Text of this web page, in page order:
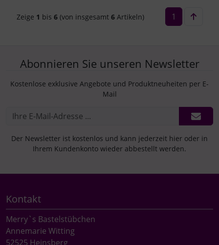
Zeige 1 bis 6(von insgesamt 6Artikeln) 1
Abonnieren Sie unseren Newsletter
Kostenlose exklusive Angebote und Produktneuheiten per E-
Mail
Der Newsletter ist kostenlos und kann jederzeit hier oder in
Ihrem Kundenkonto wieder abbestellt werden.
Kontakt
Merry`s Bastelstübchen
Annemarie Witting
52525 Heinsberg